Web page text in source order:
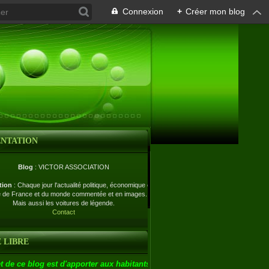
Connexion + Créer mon blog
Blog : VICTOR ASSOCIATION
: Chaque jour l'actualité politique, économique et
de France et du monde commentée et en images.
Mais aussi les voitures de légende.
Contact
LIBRE
de ce blog est d'apporter aux habitants